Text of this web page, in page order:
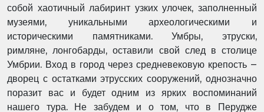
собой хаотичный лабиринт узких улочек, заполненный
музеями, уникальными археологическими и
историческими памятниками. Умбры, этруски,
римляне,лонгобарды, оставили свой след в столице
Умбрии. Вход в город через средневековую крепость –
дворец с остатками этрусских сооружений, однозначно
поразит вас и будет одним из ярких воспоминаний
нашего тура. Не забудем и о том, что в Перудже